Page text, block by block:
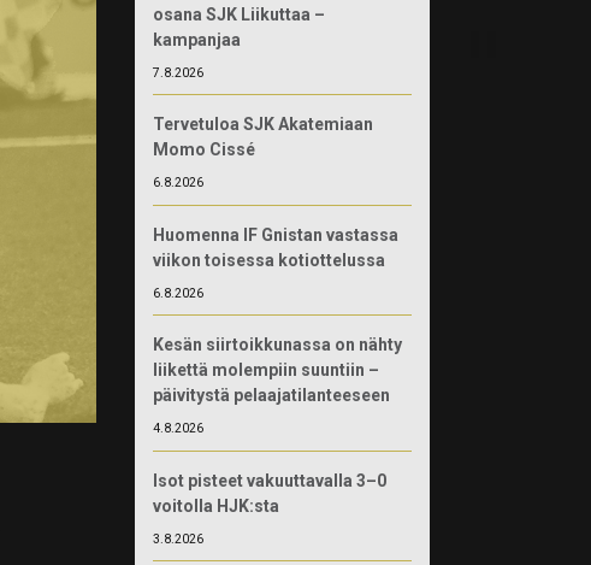
osana SJK Liikuttaa –
kampanjaa
7.8.2026
Tervetuloa SJK Akatemiaan
Momo Cissé
6.8.2026
Huomenna IF Gnistan vastassa
viikon toisessa kotiottelussa
6.8.2026
Kesän siirtoikkunassa on nähty
liikettä molempiin suuntiin –
päivitystä pelaajatilanteeseen
4.8.2026
Isot pisteet vakuuttavalla 3–0
voitolla HJK:sta
3.8.2026